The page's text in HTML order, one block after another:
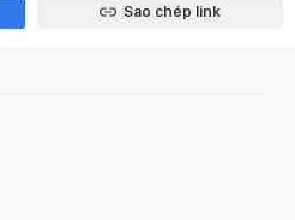
Sao chép link